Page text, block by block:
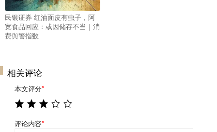
民银证券 红油面皮有虫子，阿
宽食品回应：或因储存不当｜消
费舆警指数
相关评论
本文评分*
评论内容*